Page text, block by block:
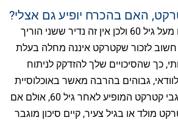
האם בהכרח יופיע גם אצלי?
קטרקט הינו מצב שכיח מעל גיל 60 ולכן אין זה נדיר ששני הוריך
לזכור שקטרקט איננה מחלה בעלת
כך שהסיכויים שלך להזדקק לניתוח
גבוהים בהרבה מאשר באוכלוסיית
בני גילך. דבר זה נכון לגבי קטרקט המופיע לאחר גיל 60, אולם אם
מולד או בגיל צעיר, קיים סיכון מוגבר